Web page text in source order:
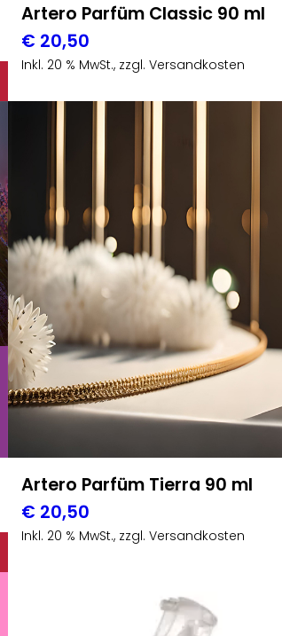
Artero Parfüm Classic 90 ml
€ 20,50
Inkl. 20 % MwSt., zzgl. Versandkosten
Artero Parfüm Tierra 90 ml
€ 20,50
Inkl. 20 % MwSt., zzgl. Versandkosten